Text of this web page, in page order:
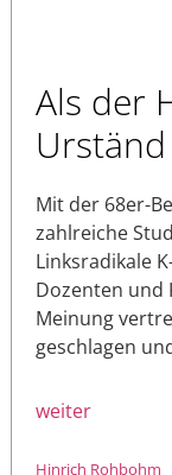
Als der
Mit der 68er-
zahlreiche
Linksradikale
Dozenten und
Meinung
geschlagen
weiter
Hinrich Rohbohm